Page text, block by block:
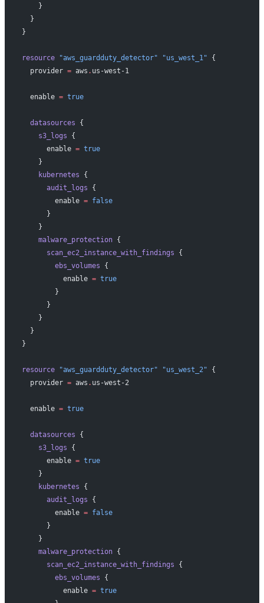
    }
  }
}
resource "aws_guardduty_detector" "us_west_1" {
  provider
= aws . us-west-1
  enable
= true
  datasources
{
    s3_logs
{
      enable
= true
    }
    kubernetes
{
      audit_logs
{
        enable
= false
      }
    }
    malware_protection
{
      scan_ec2_instance_with_findings
{
        ebs_volumes
{
          enable
= true
        }
      }
    }
  }
}
resource "aws_guardduty_detector" "us_west_2" {
  provider
= aws . us-west-2
  enable
= true
  datasources
{
    s3_logs
{
      enable
= true
    }
    kubernetes
{
      audit_logs
{
        enable
= false
      }
    }
    malware_protection
{
      scan_ec2_instance_with_findings
{
        ebs_volumes
{
          enable
= true